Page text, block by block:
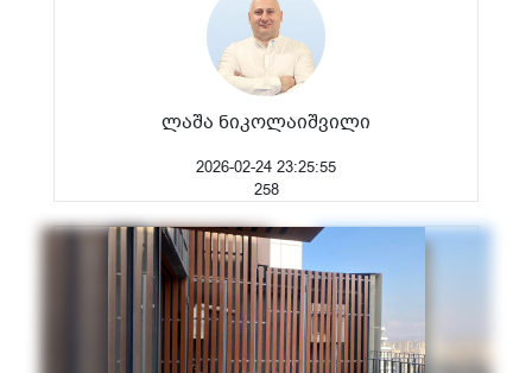
ლაშა ნიკოლაიშვილი
2026-02-24 23:25:55
258